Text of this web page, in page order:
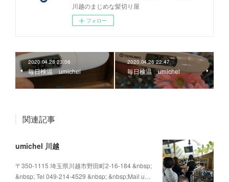
川越のまじめな髪切り屋
フォロー
2020.04.28 23:06
毎日検温 umichel
2020.04.26 22:47
毎日検温 umichel
関連記事
umichel 川越
〒350-1115 埼玉県川越市野田町2-16-184 &nbsp;
&nbsp; Tel 049-214-4529 &nbsp; &nbsp;Mail u…